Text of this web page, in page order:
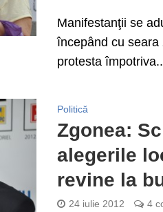
Manifestanţii se
începând cu
protesta
Politică
Zgonea:
alegerile
revine la
24 iulie 2012 4